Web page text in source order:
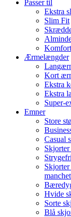
Passer til
Ekstra
Slim Fit
Ærmelængder
Kort
Ekstra
Ekstra
Super-
Emner
Store
Casual
Skjorter
Hvide
Sorte
Blå